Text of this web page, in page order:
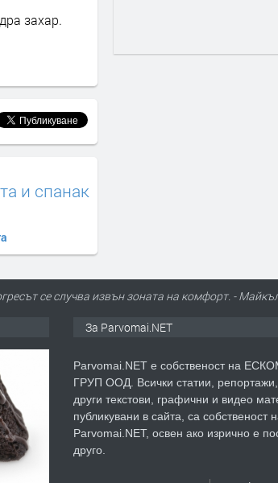
захар.
и спанак
се случва извън зоната на комфорт. -
За Parvomai.NET
Parvomai.NET е собственост на
ГРУП ООД. Всички статии,
други текстови, графични и видео
публикувани в сайта, са собственост
Parvomai.NET, освен ако изрично е
друго.